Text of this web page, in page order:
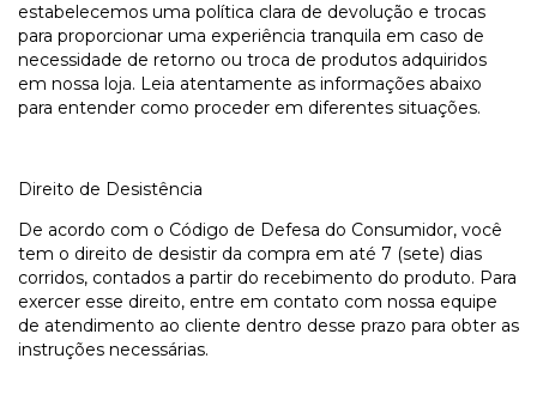
estabelecemos uma política clara de devolução e trocas
para proporcionar uma experiência tranquila em caso de
necessidade de retorno ou troca de produtos adquiridos
em nossa loja. Leia atentamente as informações abaixo
para entender como proceder em diferentes situações.
Direito de Desistência
De acordo com o Código de Defesa do Consumidor, você
tem o direito de desistir da compra em até 7 (sete) dias
corridos, contados a partir do recebimento do produto. Para
exercer esse direito, entre em contato com nossa equipe
de atendimento ao cliente dentro desse prazo para obter as
instruções necessárias.